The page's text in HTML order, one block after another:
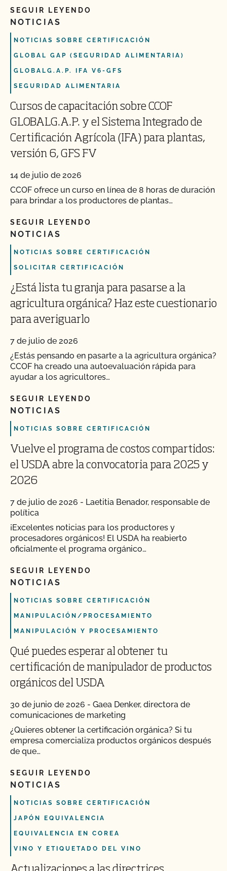
SEGUIR LEYENDO
NOTICIAS
NOTICIAS SOBRE CERTIFICACIÓN
GLOBAL GAP (SEGURIDAD ALIMENTARIA)
GLOBALG.A.P. IFA V6-GFS
SEGURIDAD ALIMENTARIA
Cursos de capacitación sobre CCOF
GLOBALG.A.P. y el Sistema Integrado de
Certificación Agrícola (IFA) para plantas,
versión 6, GFS FV
14 de julio de 2026
CCOF ofrece un curso en línea de 8 horas de duración
para brindar a los productores de plantas…
SEGUIR LEYENDO
NOTICIAS
NOTICIAS SOBRE CERTIFICACIÓN
SOLICITAR CERTIFICACIÓN
¿Está lista tu granja para pasarse a la
agricultura orgánica? Haz este cuestionario
para averiguarlo
7 de julio de 2026
¿Estás pensando en pasarte a la agricultura orgánica?
CCOF ha creado una autoevaluación rápida para
ayudar a los agricultores…
SEGUIR LEYENDO
NOTICIAS
NOTICIAS SOBRE CERTIFICACIÓN
Vuelve el programa de costos compartidos:
el USDA abre la convocatoria para 2025 y
2026
7 de julio de 2026 - Laetitia Benador, responsable de
política
¡Excelentes noticias para los productores y
procesadores orgánicos! El USDA ha reabierto
oficialmente el programa orgánico…
SEGUIR LEYENDO
NOTICIAS
NOTICIAS SOBRE CERTIFICACIÓN
MANIPULACIÓN/PROCESAMIENTO
MANIPULACIÓN Y PROCESAMIENTO
Qué puedes esperar al obtener tu
certificación de manipulador de productos
orgánicos del USDA
30 de junio de 2026 - Gaea Denker, directora de
comunicaciones de marketing
¿Quieres obtener la certificación orgánica? Si tu
empresa comercializa productos orgánicos después
de que…
SEGUIR LEYENDO
NOTICIAS
NOTICIAS SOBRE CERTIFICACIÓN
JAPÓN EQUIVALENCIA
EQUIVALENCIA EN COREA
VINO Y ETIQUETADO DEL VINO